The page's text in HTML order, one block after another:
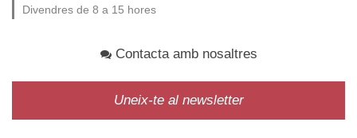
Divendres de 8 a 15 hores
Contacta amb nosaltres
Uneix-te al newsletter